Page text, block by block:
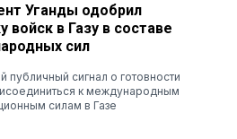
Уганды одобрил
войск в Газу в составе
сил
публичный сигнал о готовности
к международным
силам в Газе